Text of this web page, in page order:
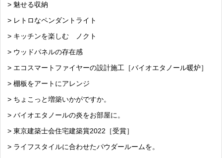
> 魅せる収納
> レトロなペンダントライト
> キッチンを楽しむ ノクト
> ウッドパネルの存在感
> エコスマートファイヤーの設計施工［バイオエタノール暖炉］
> 棚板をアートにアレンジ
> ちょこっと増築いかがですか。
> バイオエタノールの炎をお部屋に。
> 東京建築士会住宅建築賞2022［受賞］
> ライフスタイルに合わせたパウダールームを。